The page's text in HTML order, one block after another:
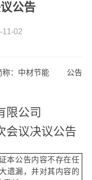
公告
11-02
：中材节能 公告
限公司
会议决议公告
本公告内容不存在任
遗漏，并对其内容的